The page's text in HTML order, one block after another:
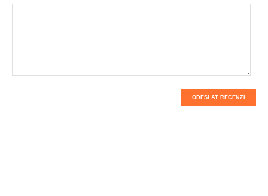
ODESLAT RECENZI